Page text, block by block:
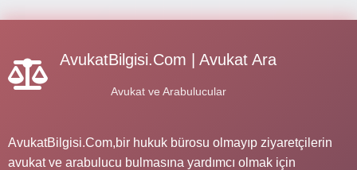
AvukatBilgisi.Com | Avukat Ara
Avukat ve Arabulucular
AvukatBilgisi.Com,bir hukuk bürosu olmayıp ziyaretçilerin
avukat ve arabulucu bulmasına yardımcı olmak için